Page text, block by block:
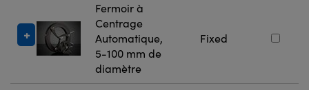
Fermoir à
Centrage
Automatique,
5-100 mm de
diamètre
Fixed